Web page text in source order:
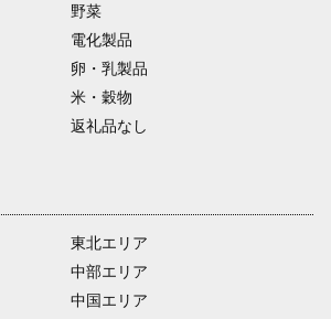
野菜
電化製品
卵・乳製品
米・穀物
返礼品なし
東北エリア
中部エリア
中国エリア